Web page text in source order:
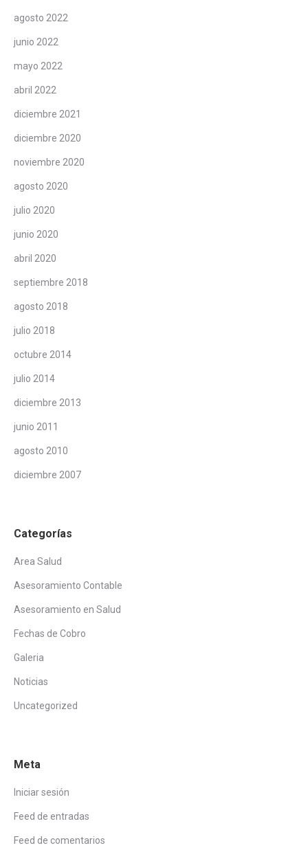
agosto 2022
junio 2022
mayo 2022
abril 2022
diciembre 2021
diciembre 2020
noviembre 2020
agosto 2020
julio 2020
junio 2020
abril 2020
septiembre 2018
agosto 2018
julio 2018
octubre 2014
julio 2014
diciembre 2013
junio 2011
agosto 2010
diciembre 2007
Categorías
Area Salud
Asesoramiento Contable
Asesoramiento en Salud
Fechas de Cobro
Galeria
Noticias
Uncategorized
Meta
Iniciar sesión
Feed de entradas
Feed de comentarios